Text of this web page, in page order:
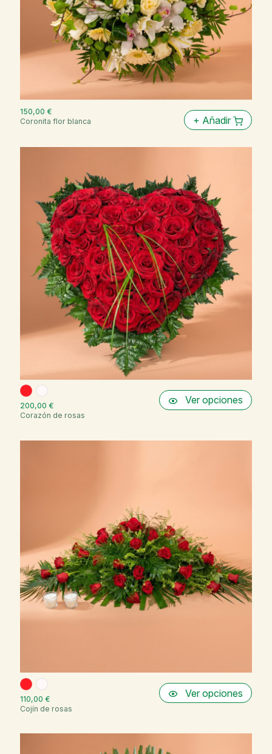
150,00 €
Coronita flor blanca
+ Añadir
200,00 €
Corazón de rosas
Ver opciones
110,00 €
Cojín de rosas
Ver opciones